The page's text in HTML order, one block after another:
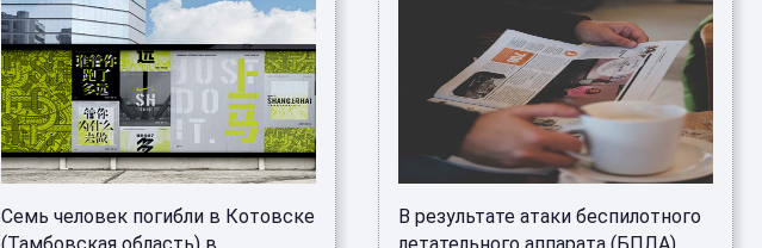
Семь человек погибли в Котовске
В результате атаки беспилотного